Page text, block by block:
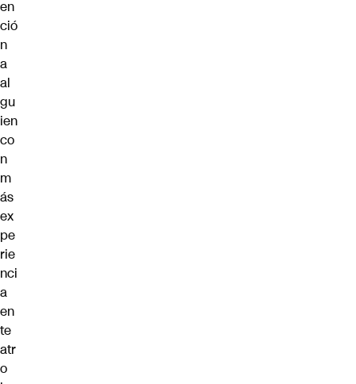
en
ció
n
a
al
gu
ien
co
n
m
ás
ex
pe
rie
nci
a
en
te
atr
o